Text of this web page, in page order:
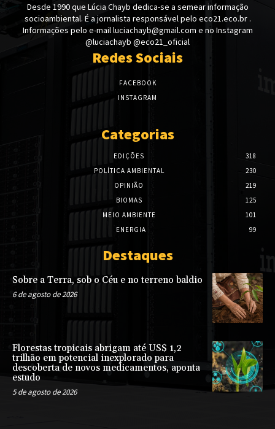
Desde 1990 que Lúcia Chayb dedica-se a semear informação
socioambiental. É a jornalista responsável pelo eco21.eco.br .
Informações pelo e-mail luciachayb@gmail.com e no Instagram
@luciachayb @eco21_oficial
Redes Sociais
FACEBOOK
INSTAGRAM
Categorias
EDIÇÕES
318
POLÍTICA AMBIENTAL
230
OPINIÃO
219
BIOMAS
125
MEIO AMBIENTE
101
ENERGIA
99
Destaques
Sobre a Terra, sob o Céu e no terreno baldio
6 de agosto de 2026
Florestas tropicais abrigam até US$ 1,2
trilhão em potencial inexplorado para
descoberta de novos medicamentos, aponta
estudo
5 de agosto de 2026